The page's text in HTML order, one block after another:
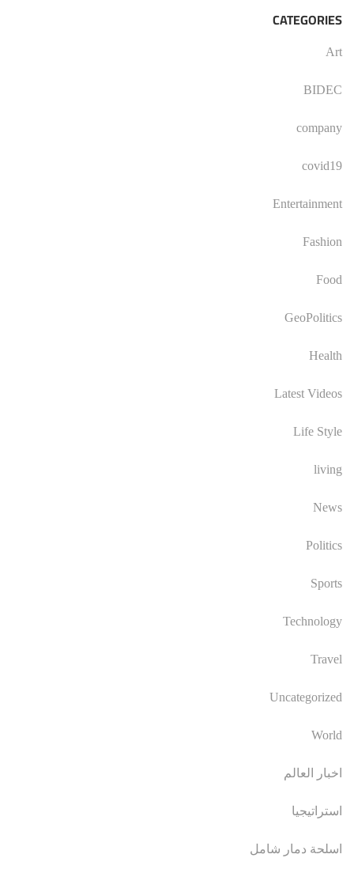
CATEGORIES
Art
BIDEC
company
covid19
Entertainment
Fashion
Food
GeoPolitics
Health
Latest Videos
Life Style
living
News
Politics
Sports
Technology
Travel
Uncategorized
World
اخبار العالم
استراتيجيا
اسلحة دمار شامل